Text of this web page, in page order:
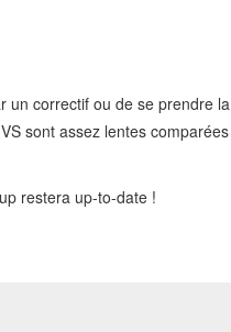
un correctif ou de se prendre la
sont assez lentes comparées
restera up-to-date !